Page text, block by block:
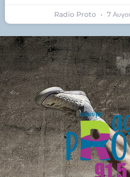
Radio Proto 7